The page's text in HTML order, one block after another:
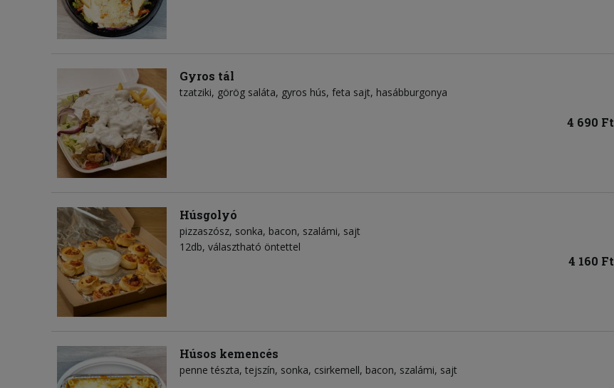
Gyros tál
tzatziki görög saláta gyros hús feta sajt hasábburgonya
4 690 Ft
Húsgolyó
pizzaszósz sonka bacon szalámi sajt
12db, választható öntettel
4 160 Ft
Húsos kemencés
penne tészta tejszín sonka csirkemell bacon szalámi sajt